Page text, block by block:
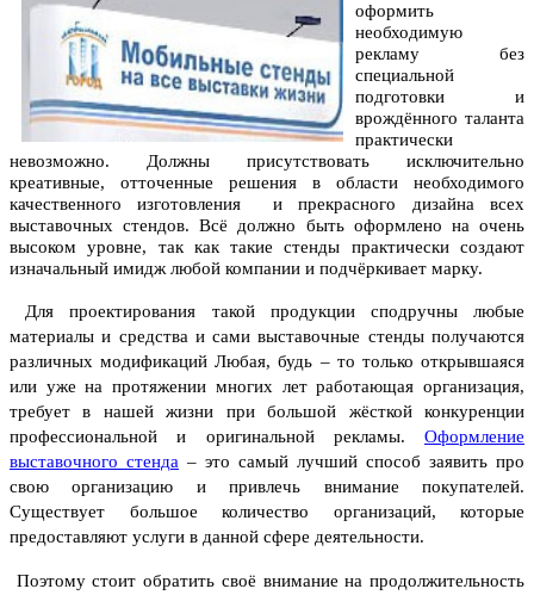
оформить
необходимую
рекламу без
специальной
подготовки и
врождённого таланта
практически
невозможно. Должны присутствовать исключительно
креативные, отточенные решения в области необходимого
качественного изготовления и прекрасного дизайна всех
выставочных стендов. Всё должно быть оформлено на очень
высоком уровне, так как такие стенды практически создают
изначальный имидж любой компании и подчёркивает марку.
Для проектирования такой продукции сподручны любые
материалы и средства и сами выставочные стенды получаются
различных модификаций Любая, будь – то только открывшаяся
или уже на протяжении многих лет работающая организация,
требует в нашей жизни при большой жёсткой конкуренции
профессиональной и оригинальной рекламы. Оформление
выставочного стенда – это самый лучший способ заявить про
свою организацию и привлечь внимание покупателей.
Существует большое количество организаций, которые
предоставляют услуги в данной сфере деятельности.
Поэтому стоит обратить своё внимание на продолжительность